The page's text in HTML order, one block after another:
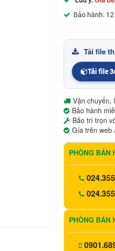
Bảo hành:
Tải file
Tải file
Vận chuyển,
Bảo hành
Bảo trì trọn
Gía trên web
PHÒNG BÁN
PHÒNG BÁN